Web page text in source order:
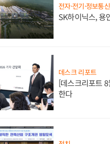
전자·전기·정보통신
SK하이닉스, 용
데스크 리포트
[데스크리포트
한다